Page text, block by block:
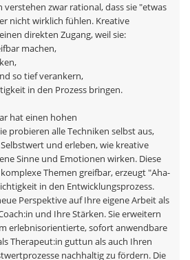
zwar rational, dass sie "etwas
nicht wirklich fühlen. Kreative
direkten Zugang, weil sie:
machen,
so tief verankern,
in den Prozess bringen.
hat einen hohen
probieren alle Techniken selbst aus,
und erleben, wie kreative
Sinne und Emotionen wirken. Diese
Themen greifbar, erzeugt "Aha-
in den Entwicklungsprozess.
Perspektive auf Ihre eigene Arbeit als
und Ihre Stärken. Sie erweitern
erlebnisorientierte, sofort anwendbare
Therapeut:in guttun als auch Ihren
nachhaltig zu fördern. Die